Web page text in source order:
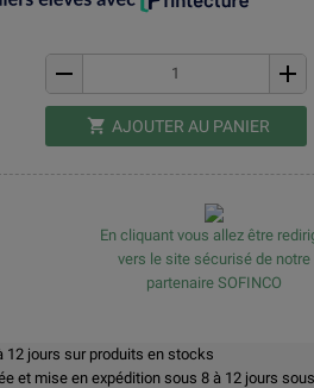
remove add
shopping_cart AJOUTER AU PANIER
En cliquant vous allez être
vers le site sécurisé de notre
partenaire SOFINCO
12 jours sur produits en stocks
et mise en expédition sous 8 à 12 jours